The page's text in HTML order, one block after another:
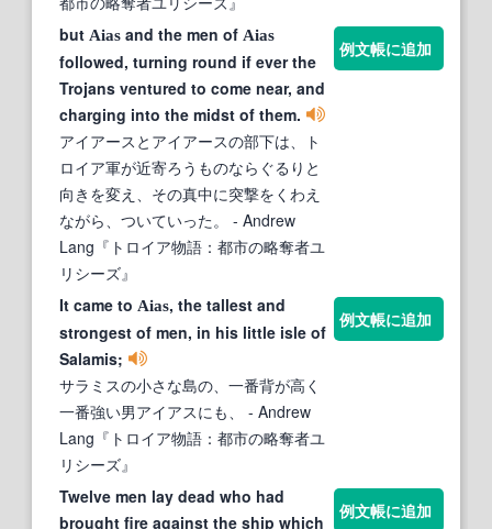
but Aias and the men of Aias
followed, turning round if ever the
Trojans ventured to come near, and
charging into the midst of them.
アイアースとアイアースの部下は、ト
ロイア軍が近寄ろうものならぐるりと
向きを変え、その真中に突撃をくわえ
ながら、ついていった。
- Andrew
Lang『トロイア物語：都市の略奪者ユ
リシーズ』
例文帳に追加
It came to Aias, the tallest and
strongest of men, in his little isle of
Salamis;
サラミスの小さな島の、一番背が高く
一番強い男アイアスにも、
- Andrew
Lang『トロイア物語：都市の略奪者ユ
リシーズ』
例文帳に追加
Twelve men lay dead who had
brought fire against the ship which
例文帳に追加